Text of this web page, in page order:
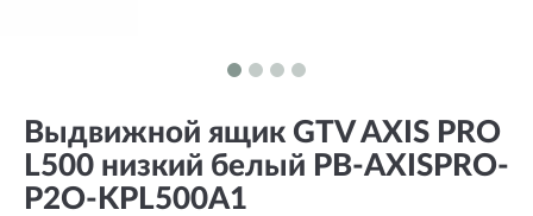
Выдвижной ящик GTV AXIS PRO
L500 низкий белый PB-AXISPRO-
P2O-KPL500A1